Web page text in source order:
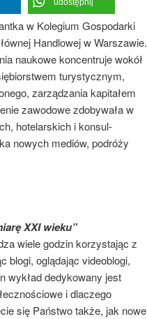
w Kolegium Gospodarki
Handlowej w Warszawie.
naukowe koncentruje wokół
turystycznym,
zarządzania kapitałem
zawodowe zdobywała w
hotelarskich i konsul-
nowych mediów, podróży
XXI wieku”
wiele godzin korzystając z
blogi, oglądając videoblogi,
wykład dedykowany jest
i dlaczego
się Państwo także, jak nowe